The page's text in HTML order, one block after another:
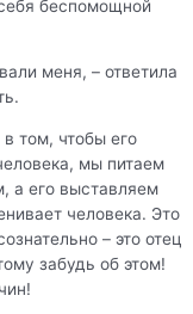
беспомощной
меня, – ответила
том, чтобы его
мы питаем
а его выставляем
человека. Это
– это отец
забудь об этом!